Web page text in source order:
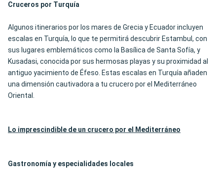
Cruceros por Turquía
Algunos itinerarios por los mares de Grecia y Ecuador incluyen
escalas en Turquía, lo que te permitirá descubrir Estambul, con
sus lugares emblemáticos como la Basílica de Santa Sofía, y
Kusadasi, conocida por sus hermosas playas y su proximidad al
antiguo yacimiento de Éfeso. Estas escalas en Turquía añaden
una dimensión cautivadora a tu crucero por el Mediterráneo
Oriental.
Lo imprescindible de un crucero por el Mediterráneo
Gastronomía y especialidades locales